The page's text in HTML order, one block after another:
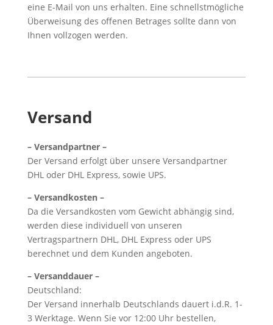
eine E-Mail von uns erhalten. Eine schnellstmögliche
Überweisung des offenen Betrages sollte dann von
Ihnen vollzogen werden.
Versand
– Versandpartner –
Der Versand erfolgt über unsere Versandpartner
DHL oder DHL Express, sowie UPS.
– Versandkosten –
Da die Versandkosten vom Gewicht abhängig sind,
werden diese individuell von unseren
Vertragspartnern DHL, DHL Express oder UPS
berechnet und dem Kunden angeboten.
– Versanddauer –
Deutschland:
Der Versand innerhalb Deutschlands dauert i.d.R. 1-
3 Werktage. Wenn Sie vor 12:00 Uhr bestellen,